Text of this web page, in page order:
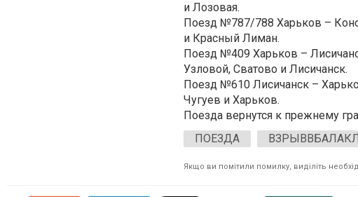
и Лозовая.
Поезд №787/788 Харьков –
и Красный Лиман.
Поезд №409 Харьков –
Узловой, Сватово и Лисичанск.
Поезд №610 Лисичанск –
Чугуев и Харьков.
Поезда вернутся к прежнему
ПОЕЗДА
Якщо ви помітили помилку, виділіть